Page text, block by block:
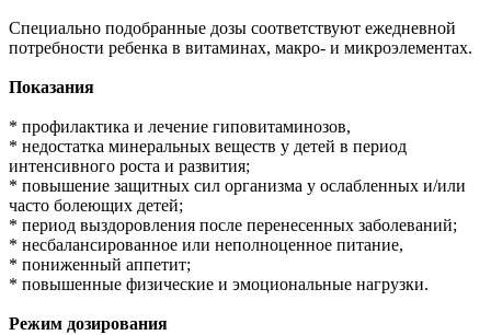
Специально подобранные дозы соответствуют ежедневной
потребности ребенка в витаминах, макро- и микроэлементах.
Показания
* профилактика и лечение гиповитаминозов,
* недостатка минеральных веществ у детей в период
интенсивного роста и развития;
* повышение защитных сил организма у ослабленных и/или
часто болеющих детей;
* период выздоровления после перенесенных заболеваний;
* несбалансированное или неполноценное питание,
* пониженный аппетит;
* повышенные физические и эмоциональные нагрузки.
Режим дозирования